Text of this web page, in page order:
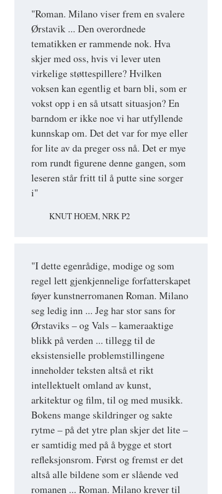
"Roman. Milano viser frem en svalere
Ørstavik ... Den overordnede
tematikken er rammende nok. Hva
skjer med oss, hvis vi lever uten
virkelige støttespillere? Hvilken
voksen kan egentlig et barn bli, som er
vokst opp i en så utsatt situasjon? En
barndom er ikke noe vi har utfyllende
kunnskap om. Det det var for mye eller
for lite av da preger oss nå. Det er mye
rom rundt figurene denne gangen, som
leseren står fritt til å putte sine sorger
i"
KNUT HOEM, NRK P2
"I dette egenrådige, modige og som
regel lett gjenkjennelige forfatterskapet
føyer kunstnerromanen Roman. Milano
seg ledig inn ... Jeg har stor sans for
Ørstaviks – og Vals – kameraaktige
blikk på verden ... tillegg til de
eksistensielle problemstillingene
inneholder teksten altså et rikt
intellektuelt omland av kunst,
arkitektur og film, til og med musikk.
Bokens mange skildringer og sakte
rytme – på det ytre plan skjer det lite –
er samtidig med på å bygge et stort
refleksjonsrom. Først og fremst er det
altså alle bildene som er slående ved
romanen ... Roman. Milano krever til